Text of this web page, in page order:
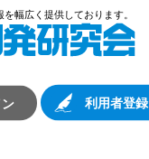
利用者登録